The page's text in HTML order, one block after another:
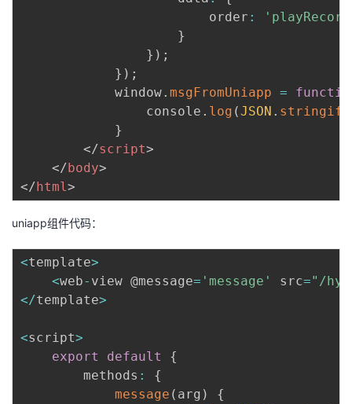
                        order
:
}
} ) ;
} ) ;
            window
. msgFromUniapp =
                console
. log (JSON . stringify
}
</script>
</body>
</html >
uniapp组件代码：
<template>
<web- view @message= 'message' src="/
</template>
<script>
export
default
{
        methods
:
{
message ( arg )
{